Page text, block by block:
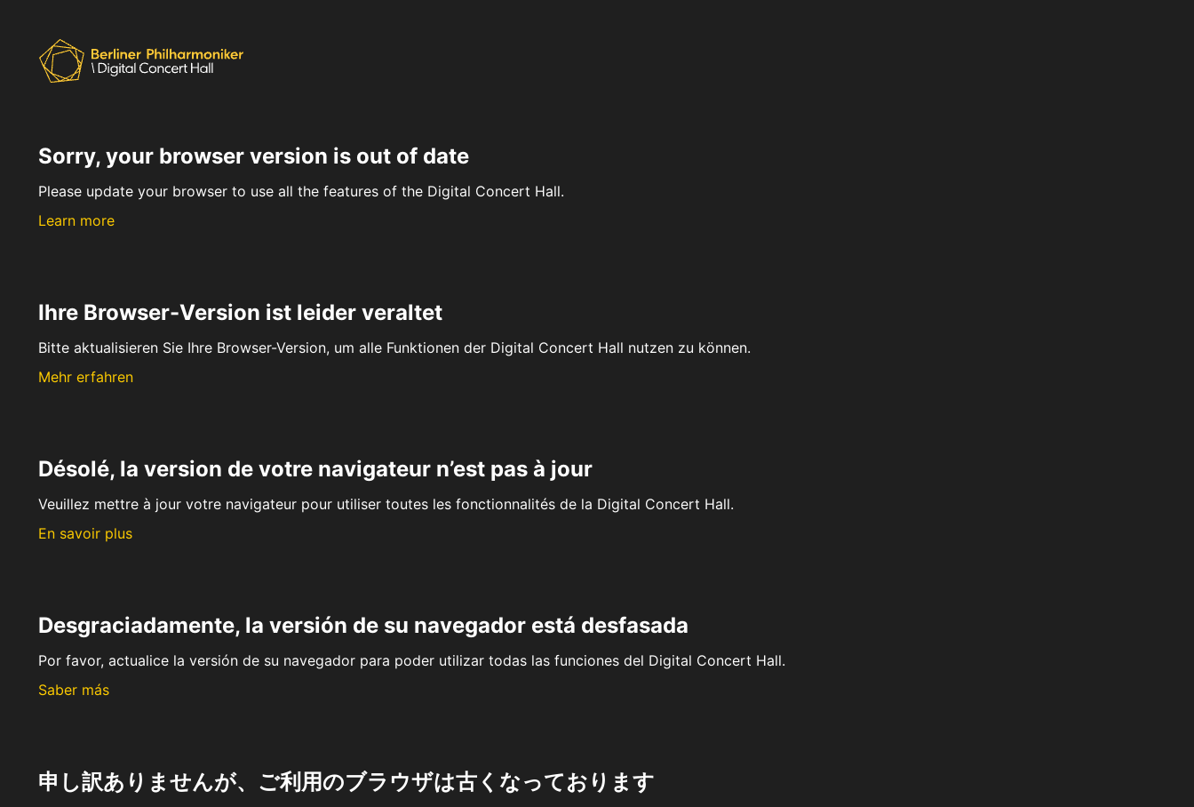
Sorry, your browser version is out of date
Please update your browser to use all the features of the Digital Concert Hall.
Learn more
Ihre Browser-Version ist leider veraltet
Bitte aktualisieren Sie Ihre Browser-Version, um alle Funktionen der Digital Concert Hall nutzen zu können.
Mehr erfahren
Désolé, la version de votre navigateur n’est pas à jour
Veuillez mettre à jour votre navigateur pour utiliser toutes les fonctionnalités de la Digital Concert Hall.
En savoir plus
Desgraciadamente, la versión de su navegador está desfasada
Por favor, actualice la versión de su navegador para poder utilizar todas las funciones del Digital Concert Hall.
Saber más
申し訳ありませんが、ご利用のブラウザは古くなっております